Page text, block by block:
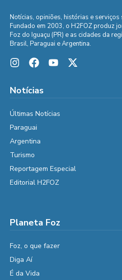
Notícias, opiniões, histórias e
Fundado em 2003, o H2FOZ produz
Foz do Iguaçu (PR) e as cidades da
Brasil, Paraguai e Argentina.
Notícias
Últimas Notícias
Paraguai
Argentina
Turismo
Reportagem Especial
Editorial H2FOZ
Planeta Foz
Foz, o que fazer
Diga Aí
É da Vida